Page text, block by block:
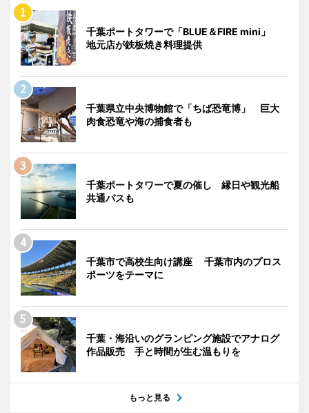
千葉ポートタワーで「BLUE＆FIRE mini」
地元店が鉄板焼き料理提供
千葉県立中央博物館で「ちば恐竜博」 巨大
肉食恐竜や海の捕食者も
千葉ポートタワーで夏の催し 縁日や観光船
共通パスも
千葉市で高校生向け講座 千葉市内のプロス
ポーツをテーマに
千葉・海沿いのグランピング施設でアナログ
作品販売 手と時間が生む温もりを
もっと見る